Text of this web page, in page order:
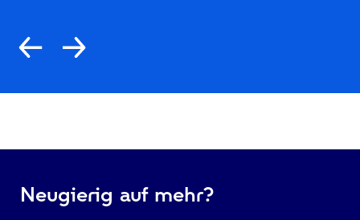
Neugierig auf mehr?